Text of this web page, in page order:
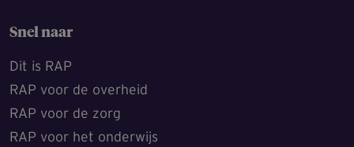
Snel naar
Dit is RAP
RAP voor de overheid
RAP voor de zorg
RAP voor het onderwijs